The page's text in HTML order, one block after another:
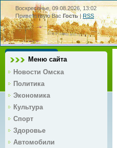
Воскресенье, 09.08.2026, 13:02
Приветствую Вас Гость|RSS
Меню сайта
Новости Омска
Политика
Экономика
Культура
Спорт
Здоровье
Автомобили